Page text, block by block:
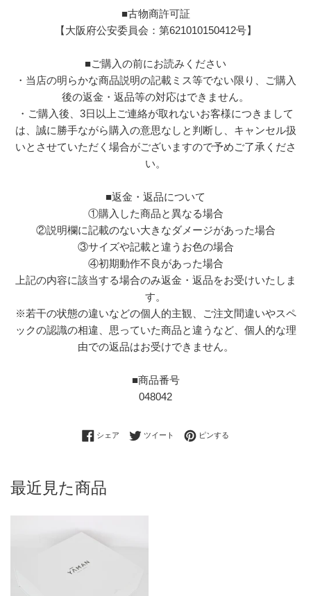
■古物商許可証
【大阪府公安委員会：第621010150412号】
■ご購入の前にお読みください
・当店の明らかな商品説明の記載ミス等でない限り、ご購入
後の返金・返品等の対応はできません。
・ご購入後、3日以上ご連絡が取れないお客様につきまして
は、誠に勝手ながら購入の意思なしと判断し、キャンセル扱
いとさせていただく場合がございますので予めご了承くださ
い。
■返金・返品について
①購入した商品と異なる場合
②説明欄に記載のない大きなダメージがあった場合
③サイズや記載と違うお色の場合
④初期動作不良があった場合
上記の内容に該当する場合のみ返金・返品をお受けいたしま
す。
※若干の状態の違いなどの個人的主観、ご注文間違いやスペ
ックの認識の相違、思っていた商品と違うなど、個人的な理
由での返品はお受けできません。
■商品番号
048042
シェア Facebookでシェアする
ツイート Twitterに投稿する
ピンする
最近見た商品